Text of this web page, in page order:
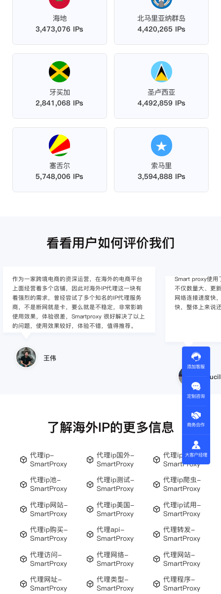
海地
3,473,076 IPs
北马里亚纳群岛
4,420,265 IPs
牙买加
2,841,068 IPs
圣卢西亚
4,492,859 IPs
塞舌尔
5,748,006 IPs
索马里
3,594,888 IPs
看看用户如何评价我们
作为一家跨境电商的资深运营，在海外的电商平台
上面经营着多个店铺，因此对海外IP代理这一块有
着强烈的需求，曾经尝试了多个知名的IP代理服务
商，不是断网就是卡，要么就是不稳定，非常影响
使用效果，体验很差，Smartproxy 很好解决了以上
的问题，使用效果较好，体验不错，值得推荐。
王伟
Smart proxy使用
不仅数量大、更
网络连接速度快
快，整体上来说
了解海外IP的更多信息
代理ip-
SmartProxy
代理ip国外-
SmartProxy
代理ip是什么-
SmartProxy
代理ip池-
SmartProxy
代理ip测试-
SmartProxy
代理ip爬虫-
SmartProxy
代理ip网站-
SmartProxy
代理ip美国-
SmartProxy
代理ip试用-
SmartProxy
代理ip购买-
SmartProxy
代理api-
SmartProxy
代理转发-
SmartProxy
代理访问-
SmartProxy
代理网络-
SmartProxy
代理网站-
SmartProxy
代理网址-
SmartProxy
代理类型-
SmartProxy
代理程序-
SmartProxy
添加客服
定制咨询
商务合作
大客户经理